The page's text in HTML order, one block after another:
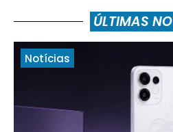
ÚLTIMAS
Notícias